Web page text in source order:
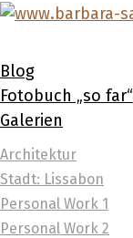
Blog
Fotobuch „so far“
Galerien
Architektur
Stadt: Lissabon
Personal Work 1
Personal Work 2